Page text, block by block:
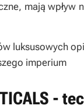
mają wpływ
luksusowych
imperium
-